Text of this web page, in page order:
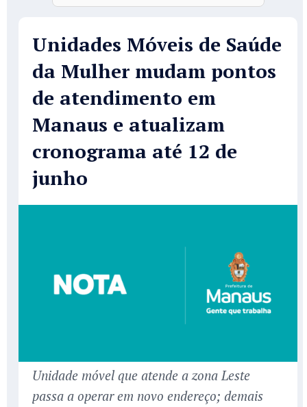
Unidades Móveis de Saúde
da Mulher mudam pontos
de atendimento em
Manaus e atualizam
cronograma até 12 de
junho
Unidade móvel que atende a zona Leste
passa a operar em novo endereço; demais